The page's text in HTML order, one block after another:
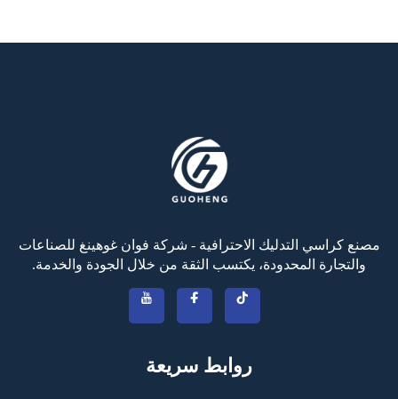
مصنع كراسي التدليك الاحترافية - شركة فوان غوهينغ للصناعات
والتجارة المحدودة، يكتسب الثقة من خلال الجودة والخدمة.
روابط سريعة